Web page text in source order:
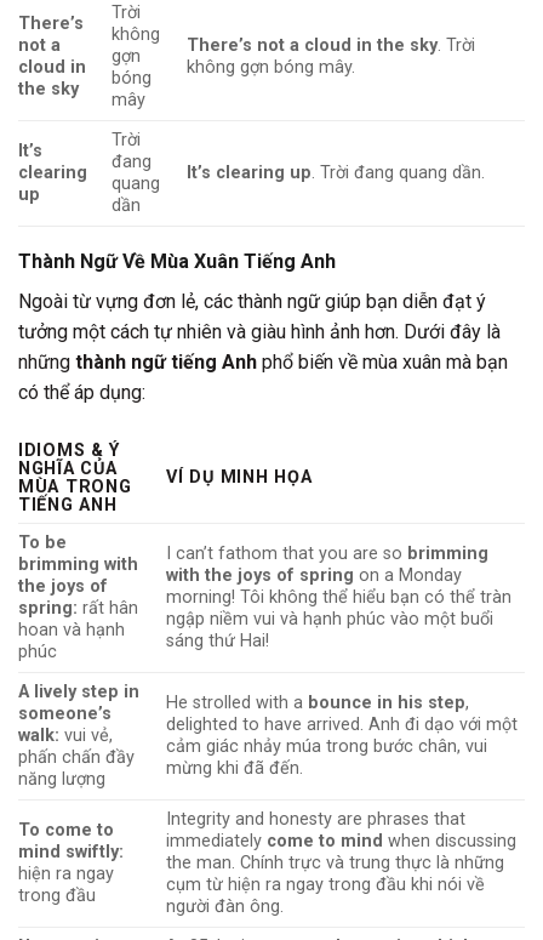
There’s
not a
cloud in
the sky
Trời
không
gợn
bóng
mây
There’s not a cloud in the sky. Trời
không gợn bóng mây.
It’s
clearing
up
Trời
đang
quang
dần
It’s clearing up. Trời đang quang dần.
Thành Ngữ Về Mùa Xuân Tiếng Anh
Ngoài từ vựng đơn lẻ, các thành ngữ giúp bạn diễn đạt ý
tưởng một cách tự nhiên và giàu hình ảnh hơn. Dưới đây là
những thành ngữ tiếng Anh phổ biến về mùa xuân mà bạn
có thể áp dụng:
IDIOMS & Ý
NGHĨA CỦA
MÙA TRONG
TIẾNG ANH
VÍ DỤ MINH HỌA
To be
brimming with
the joys of
spring: rất hân
hoan và hạnh
phúc
I can’t fathom that you are so brimming
with the joys of spring on a Monday
morning! Tôi không thể hiểu bạn có thể tràn
ngập niềm vui và hạnh phúc vào một buổi
sáng thứ Hai!
A lively step in
someone’s
walk: vui vẻ,
phấn chấn đầy
năng lượng
He strolled with a bounce in his step,
delighted to have arrived. Anh đi dạo với một
cảm giác nhảy múa trong bước chân, vui
mừng khi đã đến.
To come to
mind swiftly:
hiện ra ngay
trong đầu
Integrity and honesty are phrases that
immediately come to mind when discussing
the man. Chính trực và trung thực là những
cụm từ hiện ra ngay trong đầu khi nói về
người đàn ông.